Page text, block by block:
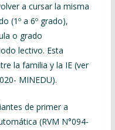
a cursar la misma
(1º a 6º grado),
o grado
lectivo. Esta
la familia y la IE (ver
MINEDU).
de primer a
(RVM N°094-